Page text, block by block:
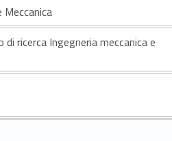
ricerca Ingegneria meccanica e